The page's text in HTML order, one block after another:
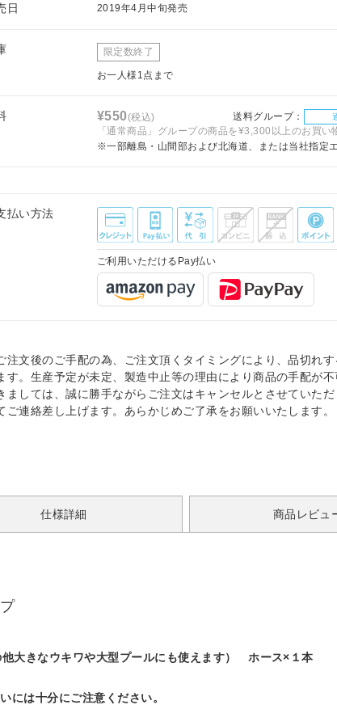
日 2019年4月中旬発売
限定数終了
お一人様1点まで
¥550(税込) 送料グループ：
「通常商品」グループの商品を¥3,300以上のお買い
※一部離島・山間部および北海道、または当社指定
払い方法
ご利用いただけるPay払い
注文後のご手配の為、ご注文頂くタイミングにより、品切れ
す。生産予定が未定、製造中止等の理由により商品の手配が
ましては、誠に勝手ながらご注文はキャンセルとさせていた
ご連絡差し上げます。あらかじめご了承をお願いいたします。
仕様詳細 商品レビュ
大きなウキワや大型プールにも使えます） ホース×１本
には十分にご注意ください。